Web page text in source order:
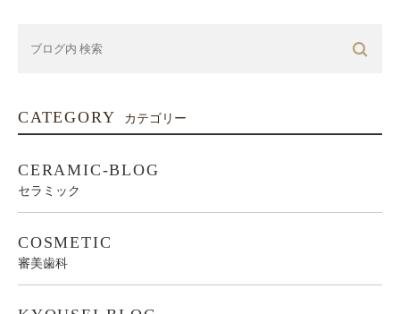
CATEGORY カテゴリー
CERAMIC-BLOG
セラミック
COSMETIC
審美歯科